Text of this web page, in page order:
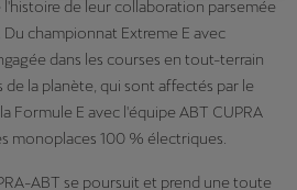
l'histoire de leur collaboration parsemée
championnat Extreme E avec
dans les courses en tout-terrain
de la planète, qui sont affectés par le
Formule E avec l'équipe ABT CUPRA
monoplaces 100 % électriques.
ABT se poursuit et prend une toute